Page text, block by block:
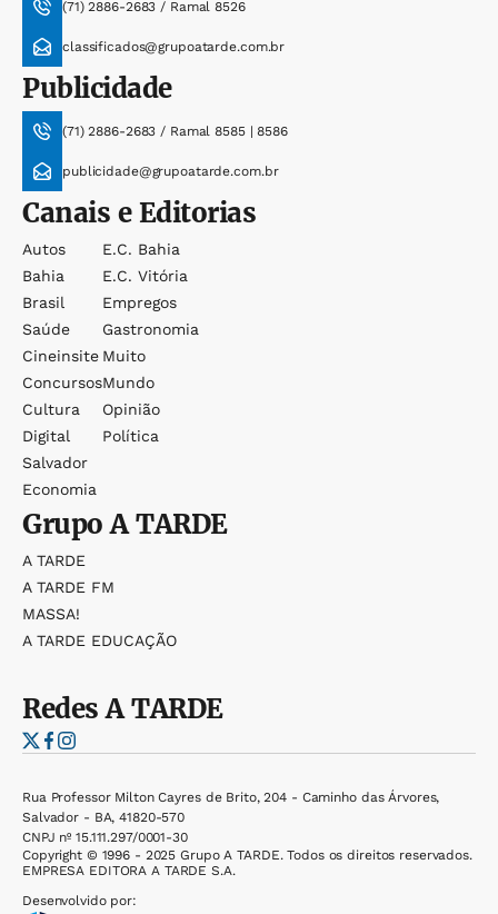
(71) 2886-2683 / Ramal 8526
classificados@grupoatarde.com.br
Publicidade
(71) 2886-2683 / Ramal 8585 | 8586
publicidade@grupoatarde.com.br
Canais e Editorias
Autos
Bahia
Brasil
Saúde
Cineinsite
Concursos
Cultura
Digital
Salvador
Economia
E.c. Bahia
E.c. Vitória
Empregos
Gastronomia
Muito
Mundo
Opinião
Política
GrupoA TARDE
A TARDE
A TARDE FM
MASSA!
A TARDE EDUCAÇÃO
RedesA TARDE
Rua Professor Milton Cayres de Brito, 204 - Caminho das Árvores,
Salvador - BA, 41820-570
CNPJ nº 15.111.297/0001-30
Copyright © 1996 - 2025 Grupo A TARDE. Todos os direitos reservados.
EMPRESA EDITORA A TARDE S.A.
Desenvolvido por: